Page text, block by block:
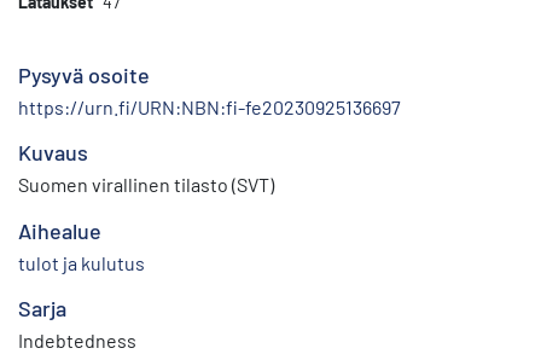
Pysyvä osoite
https://urn.fi/URN:NBN:fi-fe20230925136697
Kuvaus
Suomen virallinen tilasto (SVT)
Aihealue
tulot ja kulutus
Sarja
Indebtedness